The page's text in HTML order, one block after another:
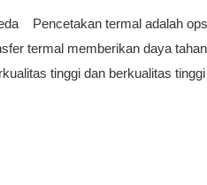
Pencetakan termal adalah
termal memberikan daya
tinggi dan berkualitas